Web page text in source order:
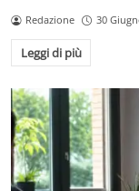
Redazione 30
Leggi di più